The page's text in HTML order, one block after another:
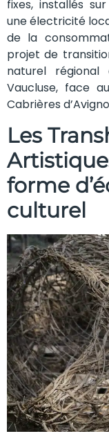
fixes, installés
une électricité
de la
projet de
naturel régional
Vaucluse, face
Cabrières
Les
forme
culturel